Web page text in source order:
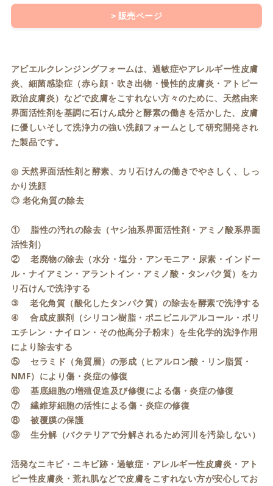
販売ページ
アビエルクレンジングフォームは、過敏症やアレルギー性皮膚
炎、細菌感染症（赤ら顔・吹き出物・慢性的皮膚炎・アトピー
政治皮膚炎）などで皮膚をこすれない方々のために、天然由来
界面活性剤を基調に石けん成分と酵素の働きを活かした、皮膚
に優しいそして洗浄力の強い洗顔フォームとして研究開発され
た製品です。
◎ 天然界面活性剤と酵素、カリ石けんの働きでやさしく、しっ
かり洗顔
◎ 老化角質の除去
① 脂性の汚れの除去（ヤシ油系界面活性剤・アミノ酸系界面
活性剤）
② 老廃物の除去（水分・塩分・アンモニア・尿素・インドー
ル・ナイアミン・アラントイン・アミノ酸・タンパク質）をカ
リ石けんで洗浄する
③ 老化角質（酸化したタンパク質）の除去を酵素で洗浄する
④ 合成皮膜剤（シリコン樹脂・ポニビニルアルコール・ポリ
エチレン・ナイロン・その他高分子粉末）を生化学的洗浄作用
により除去する
⑤ セラミド（角質層）の形成（ヒアルロン酸・リン脂質・
NMF）により傷・炎症の修復
⑥ 基底細胞の増殖促進及び修復による傷・炎症の修復
⑦ 繊維芽細胞の活性による傷・炎症の修復
⑧ 被覆膜の保護
⑨ 生分解（バクテリアで分解されるため河川を汚染しない）
活発なニキビ・ニキビ跡・過敏症・アレルギー性皮膚炎・アト
ピー性皮膚炎・荒れ肌などで皮膚をこすれない方が安心してお